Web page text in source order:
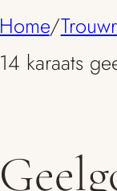
Home/
14 karaats